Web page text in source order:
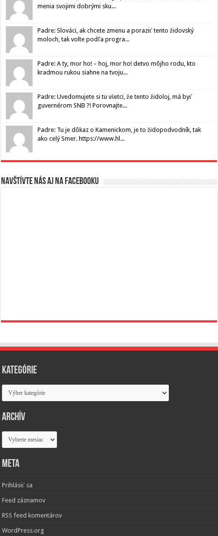
menia svojimi dobrými sku...
Padre: Slováci, ak chcete zmenu a poraziť tento židovský
moloch, tak volte podľa progra...
Padre: A ty, mor ho! – hoj, mor ho! detvo môjho rodu, kto
kradmou rukou siahne na tvoju...
Padre: Uvedomujete si tu všetci, že tento židoloj, má byť
guvernérom SNB ?! Porovnajte...
Padre: Tu je dôkaz o Kamenickom, je to židopodvodník, tak
ako celý Smer. https://www.hl...
Navštívte nás aj na Facebooku
Kategórie
Kategórie
Archív
Archív
Meta
Prihlásiť sa
Feed záznamov
RSS feed komentárov
WordPress.org